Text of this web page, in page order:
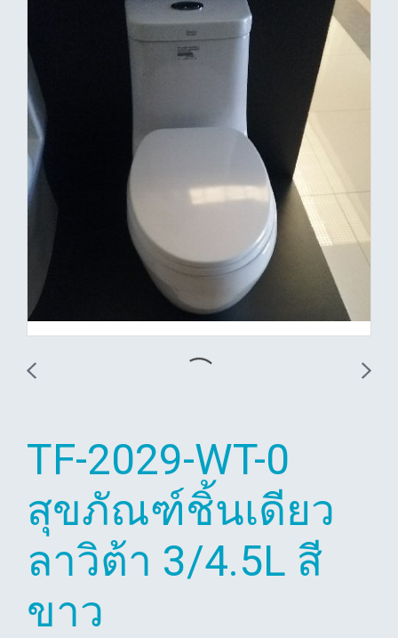
TF-2029-WT-0
สุขภัณฑ์ชิ้นเดียว
ลาวิต้า 3/4.5L สี
ขาว